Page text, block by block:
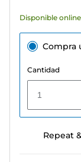
Disponible online
Compra
Cantidad
1
Repeat